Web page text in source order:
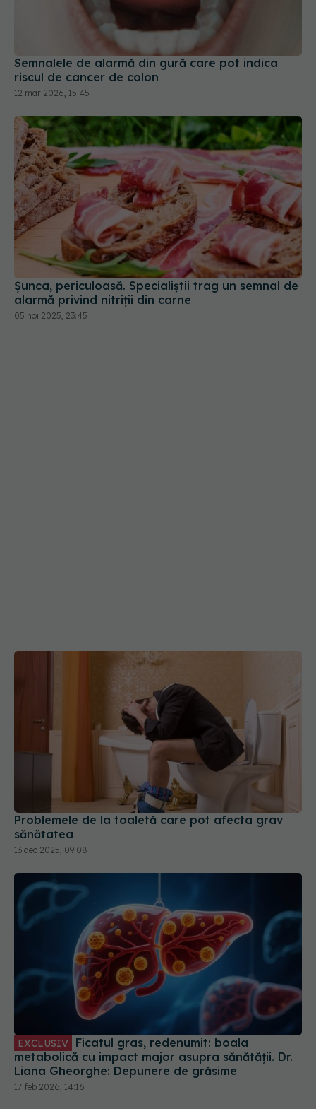
Semnalele de alarmă din gură care pot indica
riscul de cancer de colon
Șunca, periculoasă. Specialiștii trag un semnal de
alarmă privind nitriții din carne
05 noi 2025, 23:45
Problemele de la toaletă care pot afecta grav
13 dec 2025, 09:08
Ficatul gras, redenumit: boala
metabolică cu impact major asupra sănătății. Dr.
Liana Gheorghe: Depunere de grăsime
17 feb 2026, 14:16